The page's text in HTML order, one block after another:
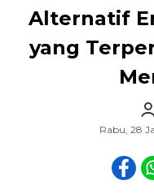
Alternatif
yang
Rabu, 28